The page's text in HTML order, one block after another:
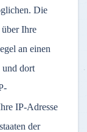
Die
Ihre
an einen
und dort
IP-Adresse
der